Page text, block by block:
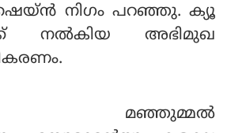
നിഗം പറഞ്ഞു. ക്യൂ
നൽകിയ അഭിമുഖ
മഞ്ഞുമ്മൽ